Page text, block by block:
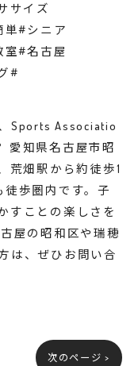
サイズ
単#シニア
#名古屋
#
Sports Associatio
愛知県名古屋市昭
荒畑駅から約徒歩1
歩圏内です。子
すことの楽しさを
屋の昭和区や瑞穂
は、ぜひお問い合
次のページ >